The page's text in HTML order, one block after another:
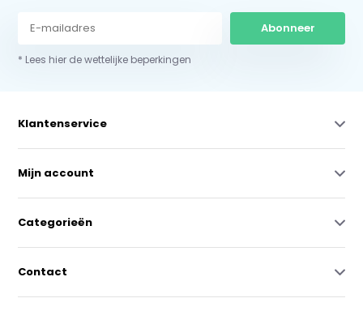
Abonneer
* Lees hier de wettelijke beperkingen
Klantenservice
Mijn account
Categorieën
Contact